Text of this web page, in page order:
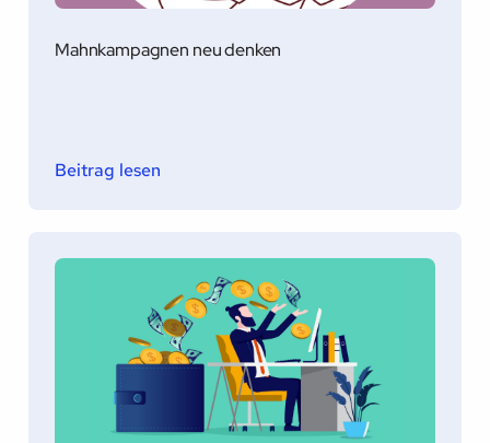
Mahnkampagnen neu denken
Beitrag lesen